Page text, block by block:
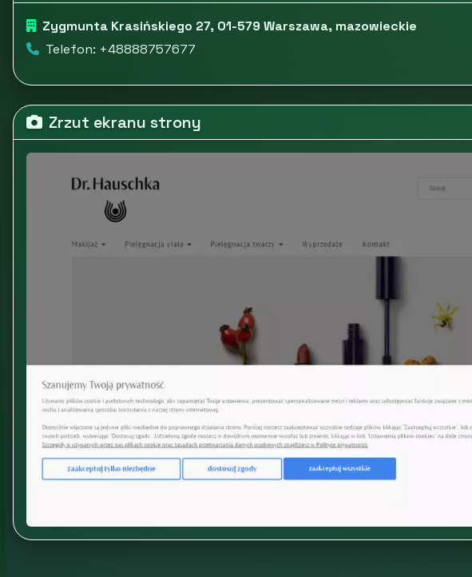
Zygmunta Krasińskiego 27, 01-579 Warszawa, mazowieckie
Telefon: +48888757677
Zrzut ekranu strony